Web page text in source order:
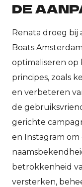
DE
Renata droeg bij
Boats
optimaliseren op
principes, zoals
en verbeteren
de
gerichte
en Instagram
betrokkenheid
versterken,